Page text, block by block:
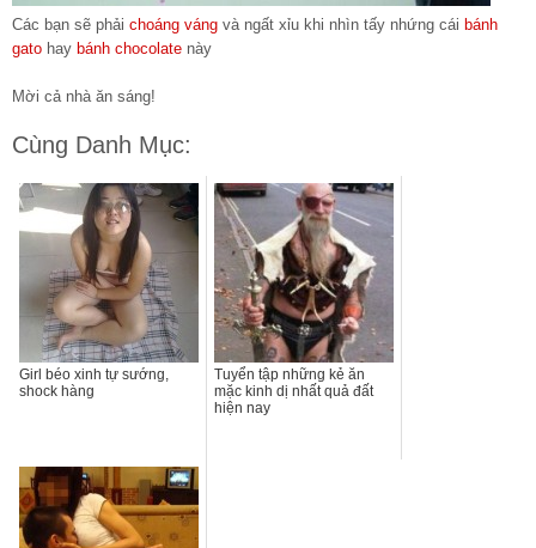
Các bạn sẽ phải choáng váng và ngất xỉu khi nhìn tấy nhứng cái bánh
gato hay bánh chocolate này
Mời cả nhà ăn sáng!
Cùng Danh Mục:
Girl béo xinh tự sướng,
shock hàng
Tuyển tập những kẻ ăn
mặc kinh dị nhất quả đất
hiện nay